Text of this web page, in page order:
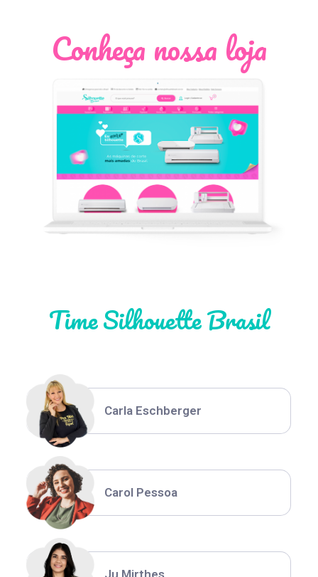
Conheça nossa loja
Time Silhouette Brasil
Léia Pastori
Thiara Ney
Carla Eschberger
Carol Pessoa